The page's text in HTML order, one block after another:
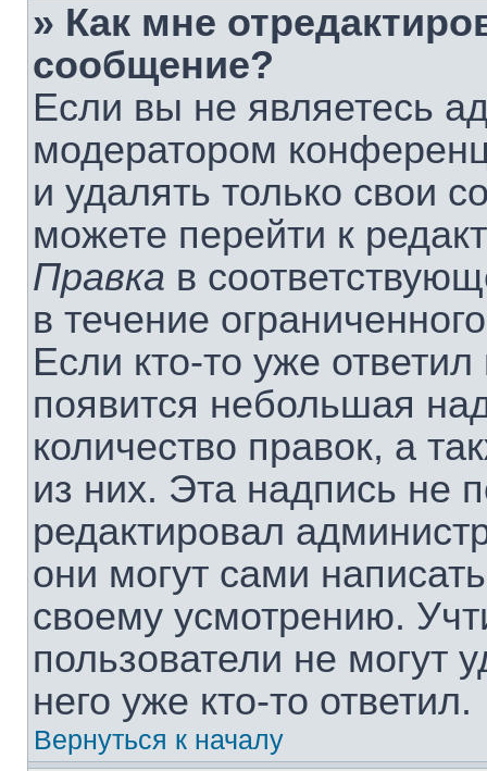
» Как мне
сообщение?
Если вы не являетесь
модератором
и удалять только свои
можете перейти к
Правка в
в течение
Если кто-то уже
появится небольшая
количество правок, а
из них. Эта надпись не
редактировал
они могут сами
своему усмотрению.
пользователи не могут
него уже кто-то ответил.
Вернуться к началу